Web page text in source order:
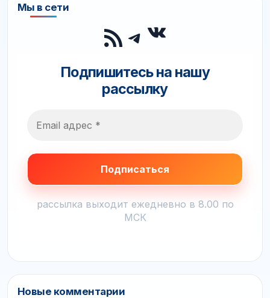
Мы в сети
RSS-лента
Telegram
ВКонтакте
Подпишитесь на нашу
рассылку
рассылка выходит ежедневно в 8.00 по
МСК
Новые комментарии